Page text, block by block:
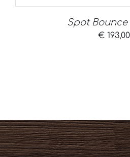
Spot
€193,00